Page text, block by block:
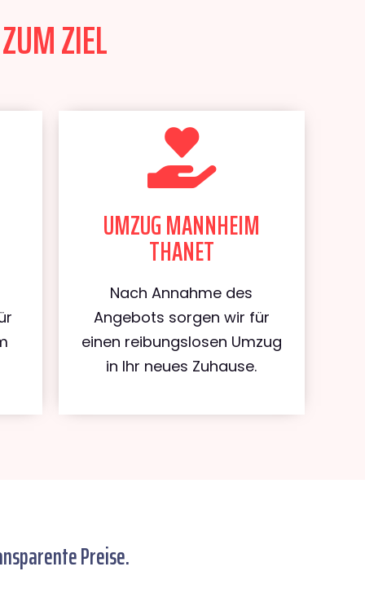
ZIEL
UMZUG MANNHEIM
THANET
Nach Annahme des
Angebots sorgen wir für
einen reibungslosen Umzug
in Ihr neues Zuhause.
Preise.